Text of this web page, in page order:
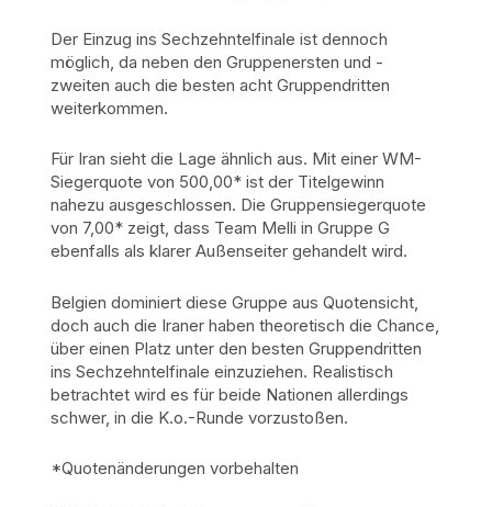
Der Einzug ins Sechzehntelfinale ist dennoch
möglich, da neben den Gruppenersten und -
zweiten auch die besten acht Gruppendritten
weiterkommen.
Für Iran sieht die Lage ähnlich aus. Mit einer WM-
Siegerquote von 500,00* ist der Titelgewinn
nahezu ausgeschlossen. Die Gruppensiegerquote
von 7,00* zeigt, dass Team Melli in Gruppe G
ebenfalls als klarer Außenseiter gehandelt wird.
Belgien dominiert diese Gruppe aus Quotensicht,
doch auch die Iraner haben theoretisch die Chance,
über einen Platz unter den besten Gruppendritten
ins Sechzehntelfinale einzuziehen. Realistisch
betrachtet wird es für beide Nationen allerdings
schwer, in die K.o.-Runde vorzustoßen.
*Quotenänderungen vorbehalten